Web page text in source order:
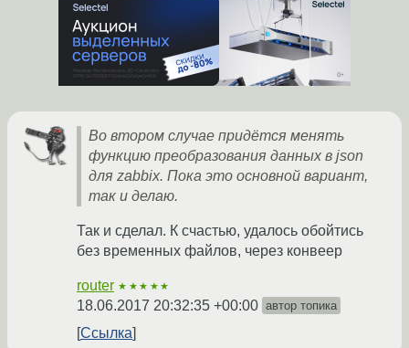
Во втором случае придётся менять
функцию преобразования данных в json
для zabbix. Пока это основной вариант,
так и делаю.
Так и сделал. К счастью, удалось обойтись
без временных файлов, через конвеер
router ★★★★★
18.06.2017 20:32:35 +00:00 автор топика
Ссылка